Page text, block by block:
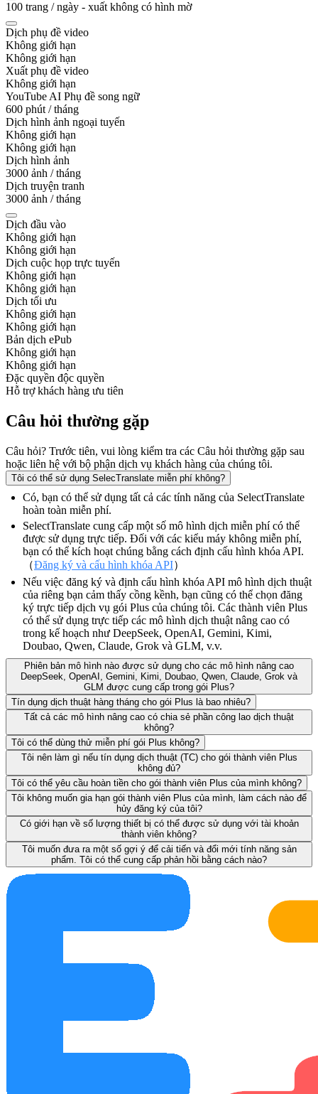
100 trang / ngày - xuất không có hình mờ
Dịch phụ đề video
Không giới hạn
Không giới hạn
Xuất phụ đề video
Không giới hạn
YouTube AI Phụ đề song ngữ
600 phút / tháng
Dịch hình ảnh ngoại tuyến
Không giới hạn
Không giới hạn
Dịch hình ảnh
3000 ảnh / tháng
Dịch truyện tranh
3000 ảnh / tháng
Dịch đầu vào
Không giới hạn
Không giới hạn
Dịch cuộc họp trực tuyến
Không giới hạn
Không giới hạn
Dịch tối ưu
Không giới hạn
Không giới hạn
Bản dịch ePub
Không giới hạn
Không giới hạn
Đặc quyền độc quyền
Hỗ trợ khách hàng ưu tiên
Câu hỏi thường gặp
Câu hỏi? Trước tiên, vui lòng kiểm tra các Câu hỏi thường gặp sau
hoặc liên hệ với bộ phận dịch vụ khách hàng của chúng tôi.
Tôi có thể sử dụng SelecTranslate miễn phí không?
Có, bạn có thể sử dụng tất cả các tính năng của SelectTranslate
hoàn toàn miễn phí.
SelectTranslate cung cấp một số mô hình dịch miễn phí có thể
được sử dụng trực tiếp. Đối với các kiểu máy không miễn phí,
bạn có thể kích hoạt chúng bằng cách định cấu hình khóa API.
（Đăng ký và cấu hình khóa API）
Nếu việc đăng ký và định cấu hình khóa API mô hình dịch thuật
của riêng bạn cảm thấy cồng kềnh, bạn cũng có thể chọn đăng
ký trực tiếp dịch vụ gói Plus của chúng tôi. Các thành viên Plus
có thể sử dụng trực tiếp các mô hình dịch thuật nâng cao có
trong kế hoạch như DeepSeek, OpenAI, Gemini, Kimi,
Doubao, Qwen, Claude, Grok và GLM, v.v.
Phiên bản mô hình nào được sử dụng cho các mô hình nâng cao
DeepSeek, OpenAI, Gemini, Kimi, Doubao, Qwen, Claude, Grok và
GLM được cung cấp trong gói Plus?
Tín dụng dịch thuật hàng tháng cho gói Plus là bao nhiêu?
Tất cả các mô hình nâng cao có chia sẻ phần công lao dịch thuật
không?
Tôi có thể dùng thử miễn phí gói Plus không?
Tôi nên làm gì nếu tín dụng dịch thuật (TC) cho gói thành viên Plus
không đủ?
Tôi có thể yêu cầu hoàn tiền cho gói thành viên Plus của mình không?
Tôi không muốn gia hạn gói thành viên Plus của mình, làm cách nào để
hủy đăng ký của tôi?
Có giới hạn về số lượng thiết bị có thể được sử dụng với tài khoản
thành viên không?
Tôi muốn đưa ra một số gợi ý để cải tiến và đổi mới tính năng sản
phẩm. Tôi có thể cung cấp phản hồi bằng cách nào?